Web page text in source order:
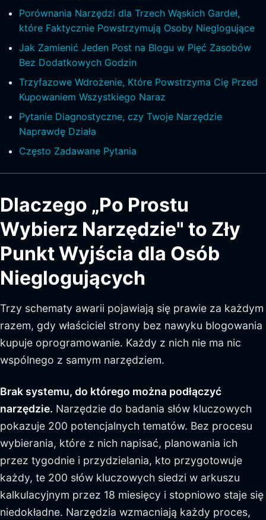
Porównania Narzędzi dla Trzech Wąskich Gardeł,
które Faktycznie Powstrzymują Osoby Nieglogujące
Jak Zamienić Jeden Post na Blogu w Pięć Zasobów
Bez Dodatkowych Godzin
Trzyfazowe Wdrożenie, Które Powstrzyma Cię Przed
Kupowaniem Wszystkiego Naraz
Pytanie Diagnostyczne, czy Twoje Narzędzie
Naprawdę Działa
Często Zadawane Pytania
Dlaczego „Po Prostu
Wybierz Narzędzie" to Zły
Punkt Wyjścia dla Osób
Nieglogujących
Trzy schematy awarii pojawiają się prawie za każdym
razem, gdy właściciel strony bez nawyku blogowania
kupuje oprogramowanie. Każdy z nich nie ma nic
wspólnego z samym narzędziem.
Brak systemu, do którego można podłączyć
narzędzie. Narzędzie do badania słów kluczowych
pokazuje 200 potencjalnych tematów. Bez procesu
wybierania, które z nich napisać, planowania ich
przez tygodnie i przydzielania, kto przygotowuje
każdy, te 200 słów kluczowych siedzi w arkuszu
kalkulacyjnym przez 18 miesięcy i stopniowo staje się
niedokładne. Narzędzia wzmacniają każdy proces,